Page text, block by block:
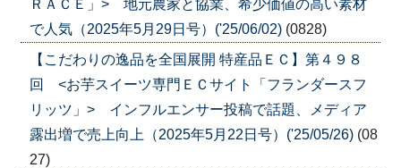
ＲＡＣＥ」> 地元農家と協業、希少価値の高い素材
で人気（2025年5月29日号）('25/06/02) (0828)
【こだわりの逸品を全国展開 特産品ＥＣ】第４９８
回 <お芋スイーツ専門ＥＣサイト「フランダースフ
リッツ」> インフルエンサー投稿で話題、メディア
露出増で売上向上（2025年5月22日号）('25/05/26) (08
27)